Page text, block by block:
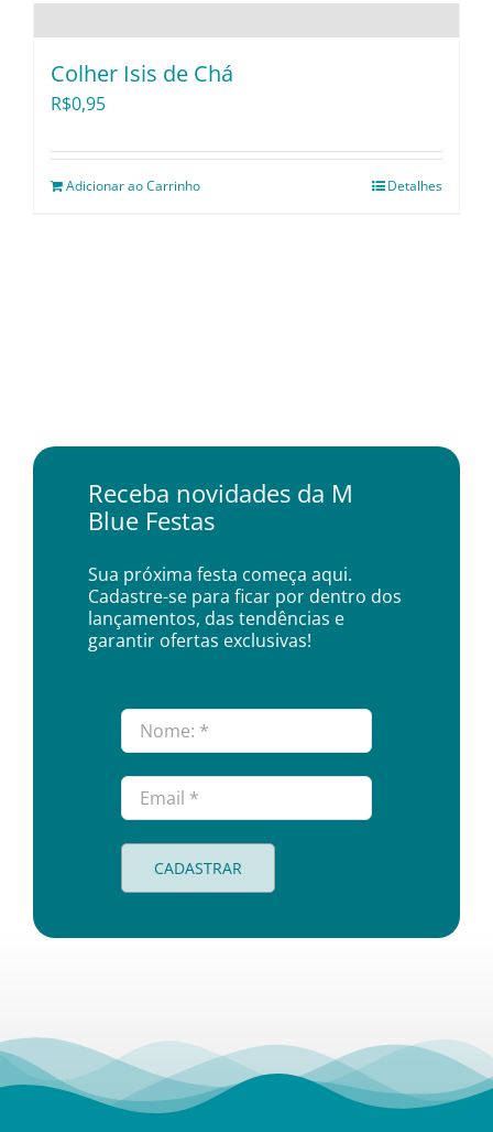
Colher Isis de Chá
R$0,95
Adicionar ao Carrinho Detalhes
Receba novidades da M
Blue Festas
Sua próxima festa começa aqui.
Cadastre-se para ficar por dentro dos
lançamentos, das tendências e
garantir ofertas exclusivas!
CADASTRAR